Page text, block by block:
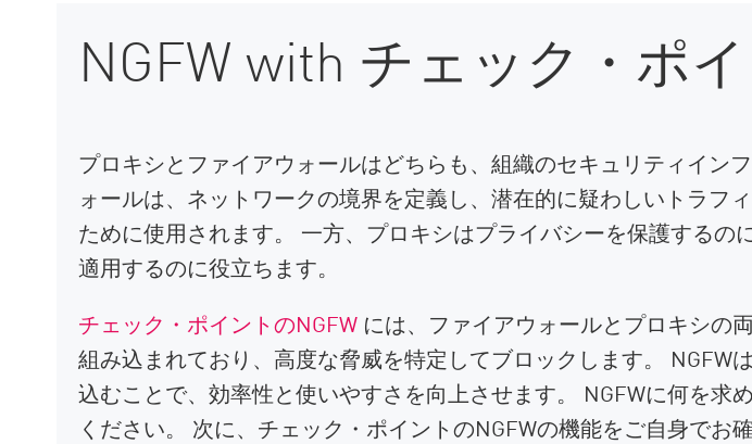
NGFW with チェック・ポ
プロキシとファイアウォールはどちらも、組織のセキュリティイン
ォールは、ネットワークの境界を定義し、潜在的に疑わしいトラフ
ために使用されます。 一方、プロキシはプライバシーを保護する
適用するのに役立ちます。
チェック・ポイントのNGFW には、ファイアウォールとプロキシの
組み込まれており、高度な脅威を特定してブロックします。
込むことで、効率性と使いやすさを向上させます。 NGFWに何を求
ください。 次に、チェック・ポイントのNGFWの機能をご自身でお